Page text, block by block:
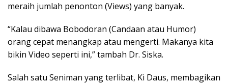
meraih jumlah penonton (Views) yang banyak.
“Kalau dibawa Bobodoran (Candaan atau Humor)
orang cepat menangkap atau mengerti. Makanya kita
bikin Video seperti ini,” tambah Dr. Siska.
Salah satu Seniman yang terlibat, Ki Daus, membagikan